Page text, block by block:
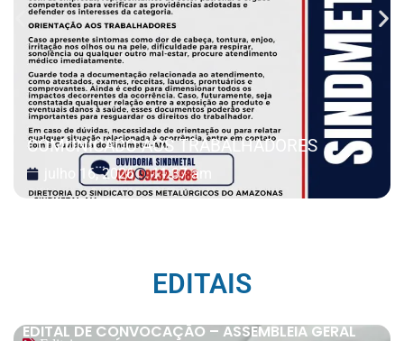
COMUNICADO AOS TRABALHADORES
julho 16, 2026 11:37 am
EDITAIS
EDITAL DE CONVOCAÇÃO – ASSEMBLEIA GERAL